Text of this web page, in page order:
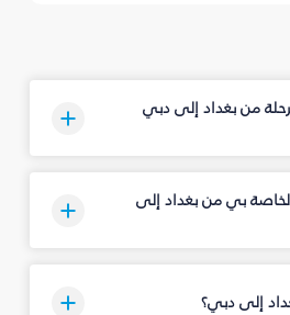
من بغداد إلى دبي
بي من بغداد إلى
إلى دبي؟